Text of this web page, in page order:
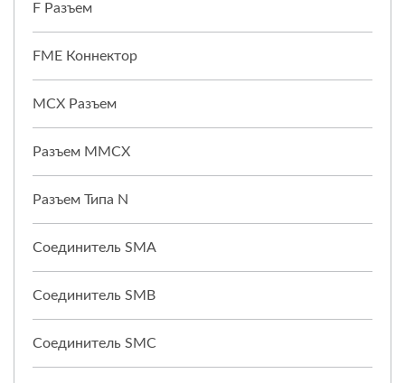
F Разъем
FME Коннектор
MCX Разъем
Разъем MMCX
Разъем Типа N
Соединитель SMA
Соединитель SMB
Соединитель SMC